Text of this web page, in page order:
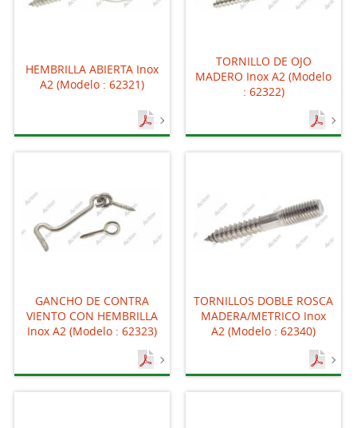
HEMBRILLA ABIERTA Inox
A2 (Modelo : 62321)
TORNILLO DE OJO
MADERO Inox A2 (Modelo
: 62322)
GANCHO DE CONTRA
VIENTO CON HEMBRILLA
Inox A2 (Modelo : 62323)
TORNILLOS DOBLE ROSCA
MADERA/METRICO Inox
A2 (Modelo : 62340)